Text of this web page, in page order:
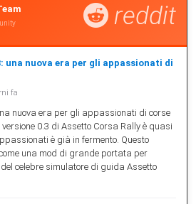
reddit
una nuova era per gli appassionati di
fa
nuova era per gli appassionati di corse
0.3 di Assetto Corsa Rally è quasi
è già in fermento. Questo
una mod di grande portata per
celebre simulatore di guida Assetto